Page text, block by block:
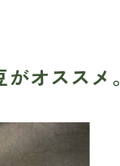
オススメ。